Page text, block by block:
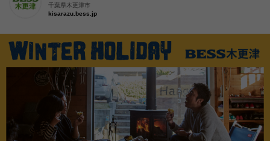
千葉県木更津市
kisarazu.bess.jp